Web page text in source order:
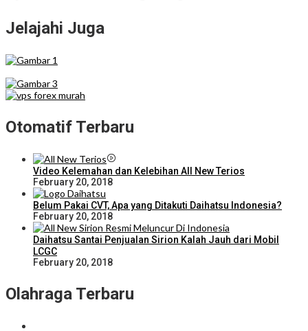
Jelajahi Juga
Otomatif Terbaru
Video Kelemahan dan Kelebihan All New Terios
February 20, 2018
Belum Pakai CVT, Apa yang Ditakuti Daihatsu Indonesia?
February 20, 2018
Daihatsu Santai Penjualan Sirion Kalah Jauh dari Mobil
LCGC
February 20, 2018
Olahraga Terbaru